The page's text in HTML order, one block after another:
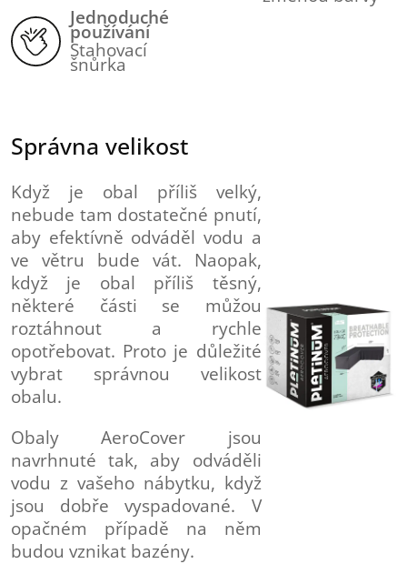
Jednoduché
používání
Stahovací
šnůrka
Správna velikost
Když je obal příliš velký,
nebude tam dostatečné pnutí,
aby efektívně odváděl vodu a
ve větru bude vát. Naopak,
když je obal příliš těsný,
některé části se můžou
roztáhnout a rychle
opotřebovat. Proto je důležité
vybrat správnou velikost
obalu.
Obaly AeroCover jsou
navrhnuté tak, aby odváděli
vodu z vašeho nábytku, když
jsou dobře vyspadované. V
opačném případě na něm
budou vznikat bazény.